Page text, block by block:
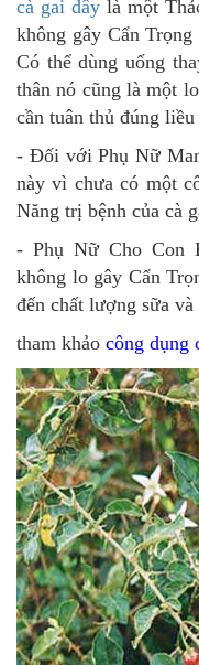
cà gai dâylà một
không gây Cẩn
Có thể dùng uống
thân nó cũng là một
cần tuân thủ đúng
- Đối với Phụ Nữ
này vì chưa có một
Năng trị bệnh của cà
- Phụ Nữ Cho Con
không lo gây Cẩn
đến chất lượng sữa và
tham khảo công dụng